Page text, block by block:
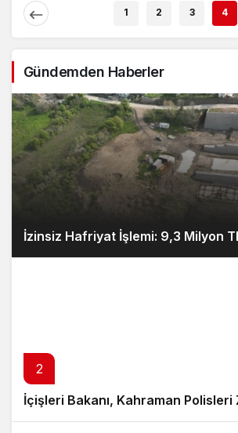
1 2 3 4
Gündemden Haberler
İzinsiz Hafriyat İşlemi: 9,3 Milyon
2
İçişleri Bakanı, Kahraman Polisleri